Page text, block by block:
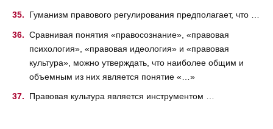
Гуманизм правового регулирования предполагает, что …
Сравнивая понятия «правосознание», «правовая
психология», «правовая идеология» и «правовая
культура», можно утверждать, что наиболее общим и
объемным из них является понятие «…»
Правовая культура является инструментом …